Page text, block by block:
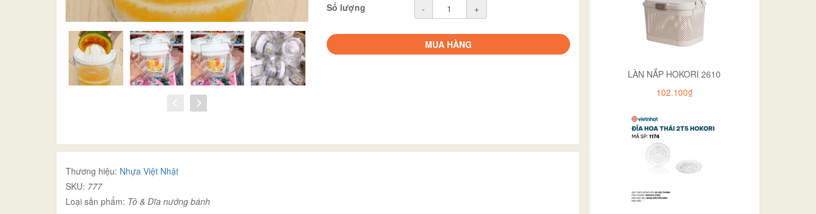
Số lượng
- +
MUA HÀNG
Thương hiệu: Nhựa Việt Nhật
SKU: 777
Loại sản phẩm: Tô & Dĩa nướng bánh
LÀN NẮP HOKORI 2610
102.100₫